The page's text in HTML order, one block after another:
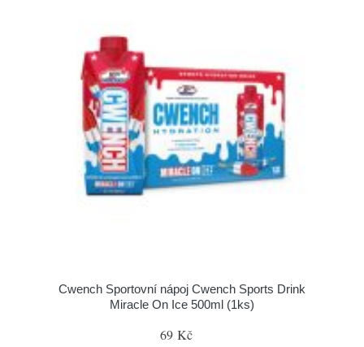
Cwench Sportovní nápoj Cwench Sports Drink
Miracle On Ice 500ml (1ks)
69 Kč